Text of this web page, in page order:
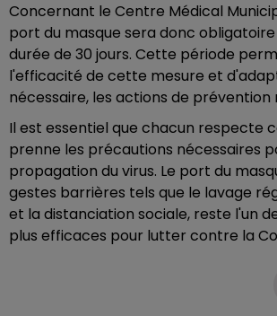
Concernant le Centre Médical
port du masque sera donc
durée de 30 jours. Cette période
l'efficacité de cette mesure et
nécessaire, les actions de prévention
Il est essentiel que chacun respecte
prenne les précautions nécessaires
propagation du virus. Le port du
gestes barrières tels que le lavage
et la distanciation sociale, reste l'un
plus efficaces pour lutter contre la